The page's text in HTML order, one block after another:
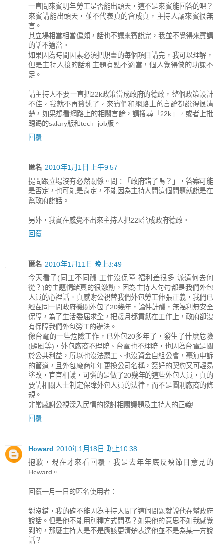
一直問來賓明年勞工是否能出頭天，這不是來賓能回答的吧？
來賓講能出頭天，並不代表真的會成真，主持人讓來賓很無
言。
其立場相當相當偏頗，話也不讓來賓說完，我並不覺得來賓講
的話不適當。
如果因為時間因素必須把規畫的每個項目講完，我可以理解，
但是主持人接的話和主題有點不適當，個人覺得做的功課不
足。
請主持人不要一直把22k政策當成政府的德政，整個政策設計
不佳，我就不再贅述了，來賓們和網路上的言論都說得很清
楚，如果想看網路上的相關言論，請搜尋「22k」，或者上批
踢踢的salary版和tech_job版。
回覆
匿名 2010年1月1日 上午9:57
提問跟立場沒有必然關係。問：「政府錯了嗎？」，答案可能
是否定，也可能是肯定，不能因為主持人問這個問題就說是在
幫政府說話。
另外，我實在感覺不出來主持人把22k當成政府德政。
回覆
匿名 2010年1月11日 晚上8:49
今天看了(同工不同酬 工作沒保障 福利差很多 派遣何去何
從？)的主題情緒真的很激動，因為主持人句句都是我們外包
人員的心裡話。真感謝公視替我們外包勞工伸張正義，我們已
經在同一間政府機關外包了20幾年，論件計酬，無福利無安全
保障，為了生活委屈求全，把歲月都貢獻在工作上，政府卻沒
有保障我們外包勞工的辦法。
像台電的一些危險工作，已外包20多年了，發生了什麼危險
(颱風等)，外包廠商不理賠、台電也不理賠，也因為台電是關
於公共利益，所以也沒法罷工、也沒資金自組公會，毫無申訴
的管道，且外包廠商年年更換公司名稱，簽好的契約又可輕易
塗改，官官相護，可憐的是做了20幾年的這些外包人員，真的
要請相關人士制定保障外包人員的法律，而不是圖利廠商的條
規。
非常感謝公視深入民情的探討相關議題及主持人的正義!
回覆
Howard 2010年1月18日 晚上10:38
抱歉，現在才來看回覆，我是去年年底反映節目意見的
Howard。
回覆一月一日的匿名使用者：
對沒錯，我的確不能因為主持人問了這個問題就說他在幫政府
說話。但是他不能用別種方式問嗎？如果他的意思不如我感覺
到的，那麼主持人是不是應該更清楚表達他並不是為某一方說
話？